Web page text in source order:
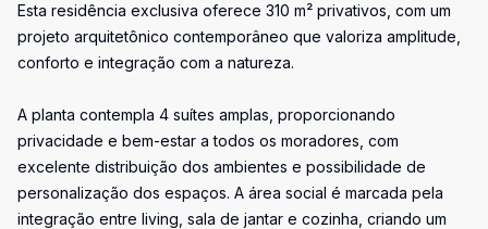
Esta residência exclusiva oferece 310 m² privativos, com um
projeto arquitetônico contemporâneo que valoriza amplitude,
conforto e integração com a natureza.
A planta contempla 4 suítes amplas, proporcionando
privacidade e bem-estar a todos os moradores, com
excelente distribuição dos ambientes e possibilidade de
personalização dos espaços. A área social é marcada pela
integração entre living, sala de jantar e cozinha, criando um